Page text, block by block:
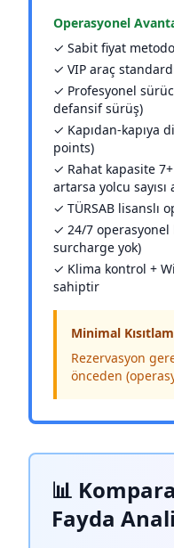
Operasyonel
✓ Sabit fiyat
✓ VIP araç
✓ Profesyonel
defansif sürüş)
✓ Kapıdan-kapıya
points)
✓ Rahat kapasite
artarsa yolcu sayısı
✓ TÜRSAB lisanslı
✓ 24/7 operasyonel
surcharge yok)
✓ Klima kontrol +
sahiptir
Minimal
Rezervasyon
önceden
📊
Fayda